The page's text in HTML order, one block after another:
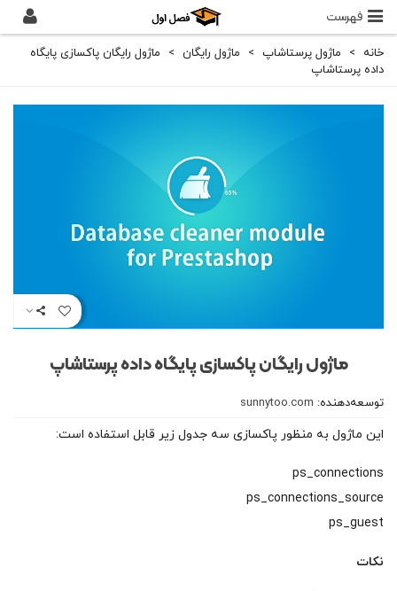
فهرست
خانه > ماژول پرستاشاپ > ماژول رایگان >
ماژول رایگان پاکسازی پایگاه
داده پرستاشاپ
ماژول رایگان پاکسازی پایگاه داده پرستاشاپ
توسعه‌دهنده: sunnytoo.com
این ماژول به منظور پاکسازی سه جدول زیر قابل استفاده است:
ps_connections
ps_connections_source
ps_guest
نکات